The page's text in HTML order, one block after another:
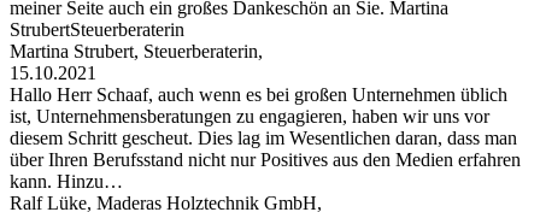
meiner Seite auch ein großes Dankeschön an Sie. Martina
StrubertSteuerberaterin
Martina Strubert, Steuerberaterin,
15.10.2021
Hallo Herr Schaaf, auch wenn es bei großen Unternehmen üblich
ist, Unternehmensberatungen zu engagieren, haben wir uns vor
diesem Schritt gescheut. Dies lag im Wesentlichen daran, dass man
über Ihren Berufsstand nicht nur Positives aus den Medien erfahren
kann. Hinzu…
Ralf Lüke, Maderas Holztechnik GmbH,